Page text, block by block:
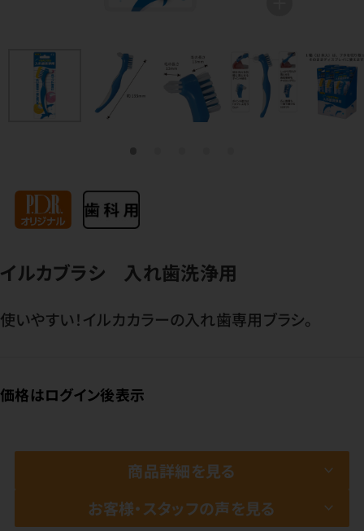
イルカブラシ 入れ歯洗浄用
使いやすい！イルカカラーの入れ歯専用ブラシ。
価格はログイン後表示
商品詳細を見る
お客様・スタッフの声を見る